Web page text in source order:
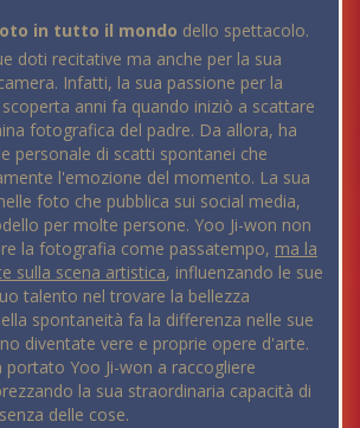
in tutto il mondo dello spettacolo.
doti recitative ma anche per la sua
Infatti, la sua passione per la
anni fa quando iniziò a scattare
fotografica del padre. Da allora, ha
personale di scatti spontanei che
l'emozione del momento. La sua
foto che pubblica sui social media,
per molte persone. Yoo Ji-won non
la fotografia come passatempo, ma la
sulla scena artistica, influenzando le sue
talento nel trovare la bellezza
spontaneità fa la differenza nelle sue
diventate vere e proprie opere d'arte.
Yoo Ji-won a raccogliere
la sua straordinaria capacità di
delle cose.